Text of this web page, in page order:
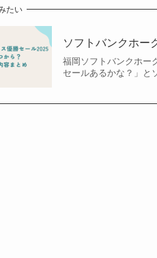
たい
ソフトバンクホー
福岡ソフトバンクホー
セールあるかな？」と